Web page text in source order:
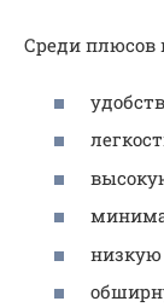
Среди плюсов
низкую